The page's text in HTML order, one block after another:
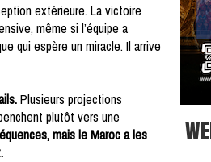
extérieure. La victoire
même si l’équipe a
qui espère un miracle. Il arrive
Plusieurs projections
plutôt vers une
mais le Maroc a les